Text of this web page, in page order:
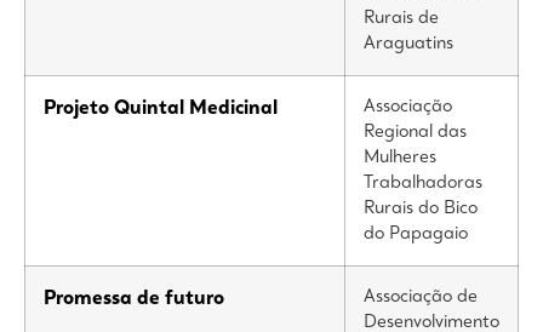
Rurais de
Araguatins
Projeto Quintal Medicinal
Associação
Regional das
Mulheres
Trabalhadoras
Rurais do Bico
do Papagaio
Promessa de futuro
Associação de
Desenvolvimento